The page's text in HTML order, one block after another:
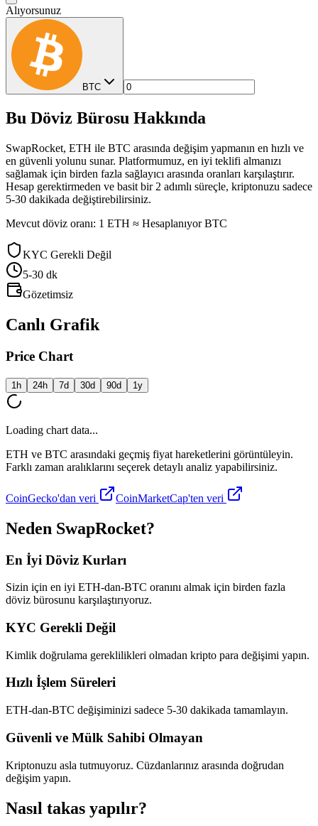
Alıyorsunuz
BTC
Bu Döviz Bürosu Hakkında
SwapRocket, ETH ile BTC arasında değişim yapmanın en hızlı ve
en güvenli yolunu sunar. Platformumuz, en iyi teklifi almanızı
sağlamak için birden fazla sağlayıcı arasında oranları karşılaştırır.
Hesap gerektirmeden ve basit bir 2 adımlı süreçle, kriptonuzu sadece
5-30 dakikada değiştirebilirsiniz.
Mevcut döviz oranı: 1 ETH ≈ Hesaplanıyor BTC
KYC Gerekli Değil
5-30 dk
Gözetimsiz
Canlı Grafik
Price Chart
1h 24h 7d 30d 90d 1y
Loading chart data...
ETH ve BTC arasındaki geçmiş fiyat hareketlerini görüntüleyin.
Farklı zaman aralıklarını seçerek detaylı analiz yapabilirsiniz.
CoinGecko'dan veri CoinMarketCap'ten veri
Neden SwapRocket?
En İyi Döviz Kurları
Sizin için en iyi ETH-dan-BTC oranını almak için birden fazla
döviz bürosunu karşılaştırıyoruz.
KYC Gerekli Değil
Kimlik doğrulama gereklilikleri olmadan kripto para değişimi yapın.
Hızlı İşlem Süreleri
ETH-dan-BTC değişiminizi sadece 5-30 dakikada tamamlayın.
Güvenli ve Mülk Sahibi Olmayan
Kriptonuzu asla tutmuyoruz. Cüzdanlarınız arasında doğrudan
değişim yapın.
Nasıl takas yapılır?